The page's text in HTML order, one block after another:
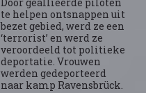
te helpen ontsnappen uit
bezet gebied, werd ze een
‘terrorist’ en werd ze
veroordeeld tot politieke
deportatie. Vrouwen
werden gedeporteerd
naar kamp Ravensbrück.